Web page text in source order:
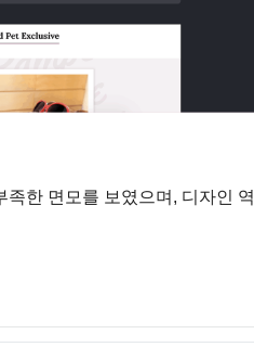
한 면모를 보였으며, 디자인 역